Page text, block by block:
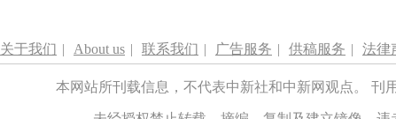
关于我们 | About us | 联系我们 | 广告服务 | 供稿服务 | 法律
本网站所刊载信息，不代表中新社和中新网观点。 刊